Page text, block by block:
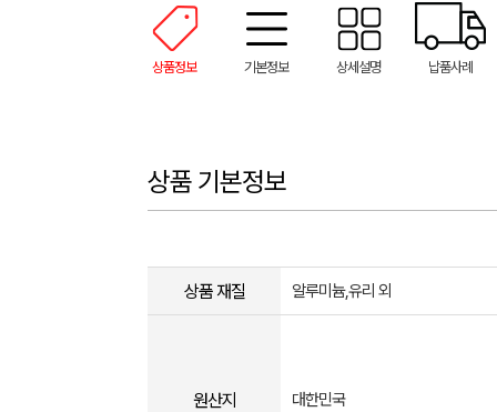
상품정보 기본정보 상세설명 납품사례
상품 기본정보
상품 재질 알루미늄,유리 외
원산지 대한민국